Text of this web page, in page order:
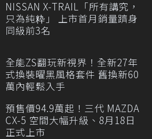
NISSAN X-TRAIL「所有講究，
只為純粋」 上市首月銷量躋身
同級前3名
全能ZS翻玩新視界！全新27年
式換裝曜黑風格套件 舊換新60
萬內輕鬆入手
預售價94.9萬起！三代 MAZDA
CX-5 空間大幅升級、8月18日
正式上市